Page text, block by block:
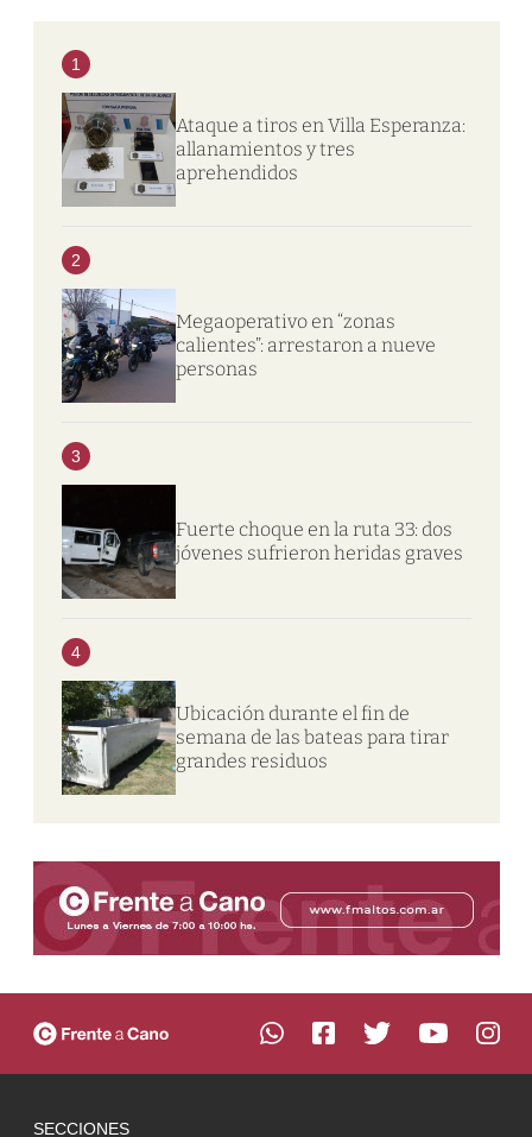
1
Ataque a tiros en Villa Esperanza:
allanamientos y tres
aprehendidos
2
Megaoperativo en “zonas
calientes”: arrestaron a nueve
personas
3
Fuerte choque en la ruta 33: dos
jóvenes sufrieron heridas graves
4
Ubicación durante el fin de
semana de las bateas para tirar
grandes residuos
SECCIONES